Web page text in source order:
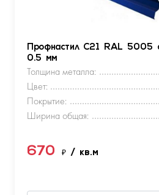
Профнастил С21 RAL 5005
0.5 мм
Толщина металла:
Цвет:
Покрытие:
Ширина общая:
670 ₽ / кв.м